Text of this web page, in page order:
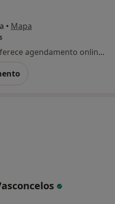
• Mapa
Esse especialista não oferece agendamento online para esse endereço.